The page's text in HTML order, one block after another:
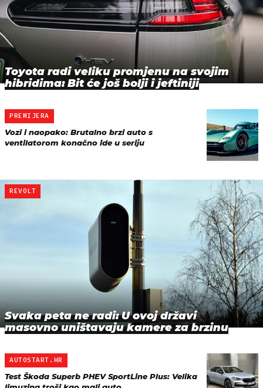
Toyota radi veliku promjenu na svojim
hibridima: Bit će još bolji i jeftiniji
PREMIJERA
Vozi i naopako: Brutalno brzi auto s
ventilatorom konačno ide u seriju
REVOLT
Svaka peta ne radi: U ovoj državi
masovno uništavaju kamere za brzinu
AUTOSTART.HR
Test Škoda Superb PHEV SportLine Plus: Velika